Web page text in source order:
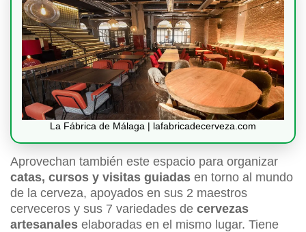
La Fábrica de Málaga | lafabricadecerveza.com
Aprovechan también este espacio para organizar
catas, cursos y visitas guiadas en torno al mundo
de la cerveza, apoyados en sus 2 maestros
cerveceros y sus 7 variedades de cervezas
artesanales elaboradas en el mismo lugar. Tiene